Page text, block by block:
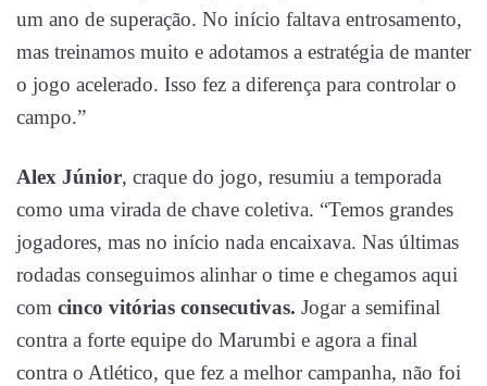
um ano de superação. No início faltava entrosamento,
mas treinamos muito e adotamos a estratégia de manter
o jogo acelerado. Isso fez a diferença para controlar o
campo.”
Alex Júnior, craque do jogo, resumiu a temporada
como uma virada de chave coletiva. “Temos grandes
jogadores, mas no início nada encaixava. Nas últimas
rodadas conseguimos alinhar o time e chegamos aqui
com cinco vitórias consecutivas. Jogar a semifinal
contra a forte equipe do Marumbi e agora a final
contra o Atlético, que fez a melhor campanha, não foi